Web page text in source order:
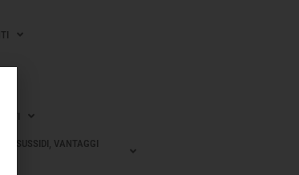
SUSSIDI, VANTAGGI